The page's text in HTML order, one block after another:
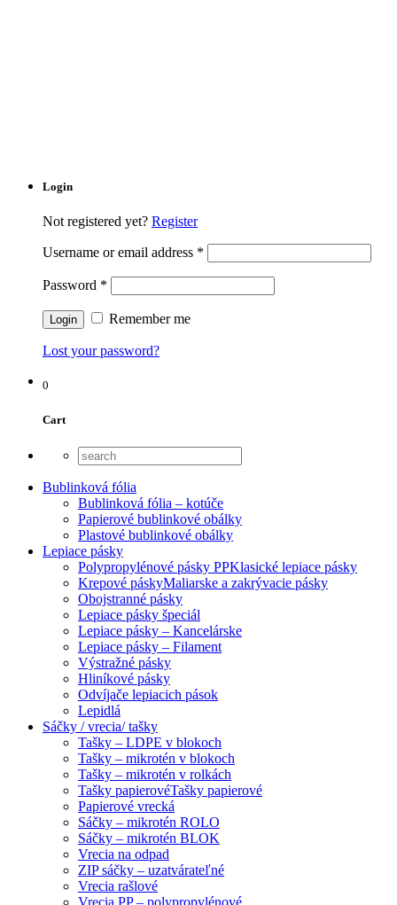
Login
Not registered yet? Register
Username or email address *
Password *
Remember me
Lost your password?
0
Cart
Bublinková fólia
Bublinková fólia – kotúče
Papierové bublinkové obálky
Plastové bublinkové obálky
Lepiace pásky
Polypropylénové pásky PPKlasické lepiace pásky
Krepové páskyMaliarske a zakrývacie pásky
Obojstranné pásky
Lepiace pásky špeciál
Lepiace pásky – Kancelárske
Lepiace pásky – Filament
Výstražné pásky
Hliníkové pásky
Odvíjače lepiacich pások
Lepidlá
Sáčky / vrecia/ tašky
Tašky – LDPE v blokoch
Tašky – mikrotén v blokoch
Tašky – mikrotén v rolkách
Tašky papierovéTašky papierové
Papierové vrecká
Sáčky – mikrotén ROLO
Sáčky – mikrotén BLOK
Vrecia na odpad
ZIP sáčky – uzatvárateľné
Vrecia rašlové
Vrecia PP – polypropylénové